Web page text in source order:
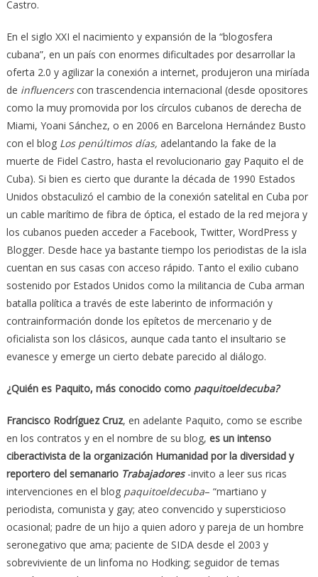
Castro.
En el siglo XXI el nacimiento y expansión de la “blogosfera
cubana”, en un país con enormes dificultades por desarrollar la
oferta 2.0 y agilizar la conexión a internet, produjeron una miríada
de influencerscon trascendencia internacional (desde opositores
como la muy promovida por los círculos cubanos de derecha de
Miami, Yoani Sánchez, o en 2006 en Barcelona Hernández Busto
con el blog Los penúltimos días, adelantando la fake de la
muerte de Fidel Castro, hasta el revolucionario gay Paquito el de
Cuba). Si bien es cierto que durante la década de 1990 Estados
Unidos obstaculizó el cambio de la conexión satelital en Cuba por
un cable marítimo de fibra de óptica, el estado de la red mejora y
los cubanos pueden acceder a Facebook, Twitter, WordPress y
Blogger. Desde hace ya bastante tiempo los periodistas de la isla
cuentan en sus casas con acceso rápido. Tanto el exilio cubano
sostenido por Estados Unidos como la militancia de Cuba arman
batalla política a través de este laberinto de información y
contrainformación donde los epítetos de mercenario y de
oficialista son los clásicos, aunque cada tanto el insultario se
evanesce y emerge un cierto debate parecido al diálogo.
¿Quién es Paquito, más conocido como paquitoeldecuba?
Francisco Rodríguez Cruz, en adelante Paquito, como se escribe
en los contratos y en el nombre de su blog, es un intenso
ciberactivista de la organización Humanidad por la diversidad y
reportero del semanario Trabajadores -invito a leer sus ricas
intervenciones en el blog paquitoeldecuba– “martiano y
periodista, comunista y gay; ateo convencido y supersticioso
ocasional; padre de un hijo a quien adoro y pareja de un hombre
seronegativo que ama; paciente de SIDA desde el 2003 y
sobreviviente de un linfoma no Hodking; seguidor de temas